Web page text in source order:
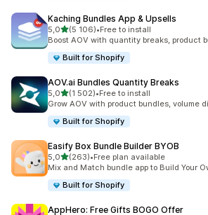
Kaching Bundles App & Upsells
5,0/ 5 tähteä
(5 106)
5106 arvostelua yhteensä
•Free to install
Boost AOV with quantity breaks, product
Built for Shopify
AOV.ai Bundles Quantity Breaks
5,0/ 5 tähteä
(1 502)
1502 arvostelua yhteensä
•Free to install
Grow AOV with product bundles, volume
Built for Shopify
Easify Box Bundle Builder BYOB
5,0/ 5 tähteä
(263)
263 arvostelua yhteensä
•Free plan available
Mix and Match bundle app to Build Your
Built for Shopify
AppHero: Free Gifts BOGO Offer